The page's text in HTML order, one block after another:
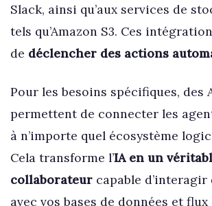
Slack, ainsi qu’aux services de
tels qu’Amazon S3. Ces
de déclencher des actions
Pour les besoins spécifiques, des
permettent de connecter les
à n’importe quel écosystème
Cela transforme l’IA en un
collaborateurcapable
avec vos bases de données et